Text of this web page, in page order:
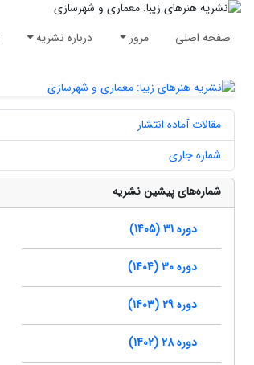
صفحه اصلی مرور درباره نشریه
مقالات آماده انتشار
شماره جاری
شماره‌های پیشین نشریه
دوره 31 (1405)
دوره 30 (1404)
دوره 29 (1403)
دوره 28 (1402)